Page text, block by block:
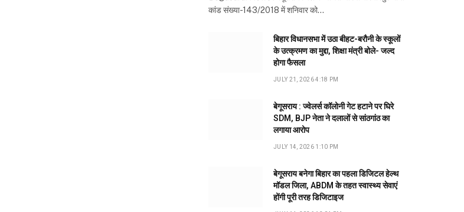
कांड संख्या-143/2018 में शनिवार को…
बिहार विधानसभा में उठा बीहट-बरौनी के स्कूलों
के उत्क्रमण का मुद्दा, शिक्षा मंत्री बोले- जल्द
होगा फैसला
JULY 21, 2026 4:18 PM
बेगूसराय : ज्वेलर्स कॉलोनी गेट हटाने पर घिरे
SDM, BJP नेता ने दलालों से सांठगांठ का
लगाया आरोप
JULY 14, 2026 1:10 PM
बेगूसराय बनेगा बिहार का पहला डिजिटल हेल्थ
मॉडल जिला, ABDM के तहत स्वास्थ्य सेवाएं
होंगी पूरी तरह डिजिटाइज